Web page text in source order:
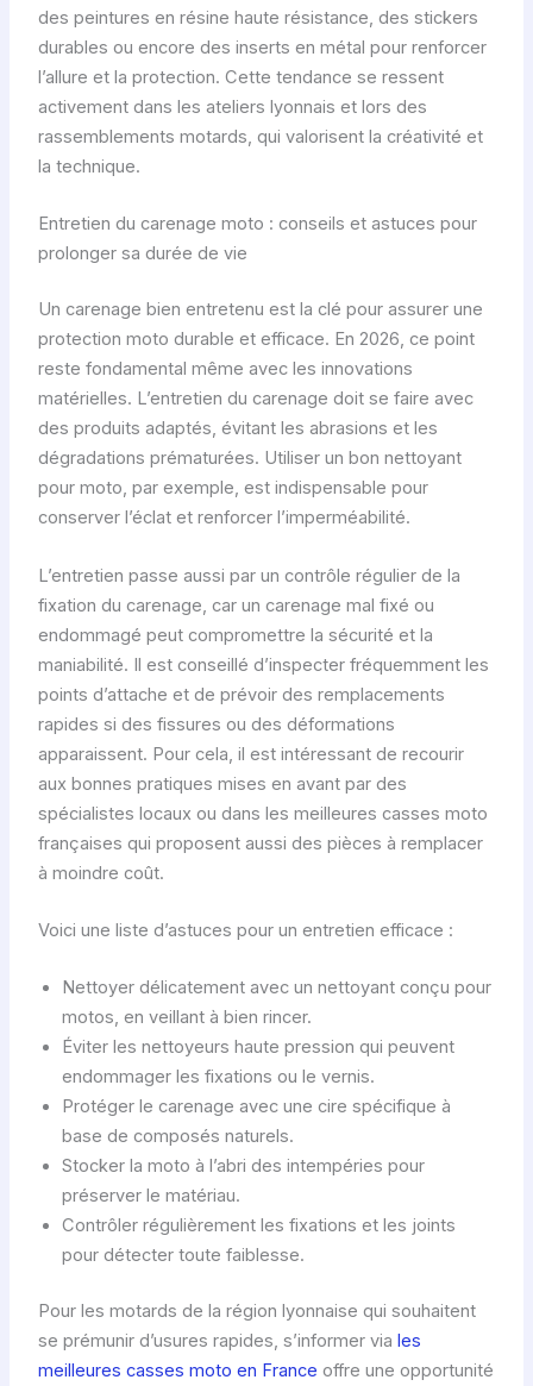
des peintures en résine haute résistance, des stickers
durables ou encore des inserts en métal pour renforcer
l’allure et la protection. Cette tendance se ressent
activement dans les ateliers lyonnais et lors des
rassemblements motards, qui valorisent la créativité et
la technique.
Entretien du carenage moto : conseils et astuces pour
prolonger sa durée de vie
Un carenage bien entretenu est la clé pour assurer une
protection moto durable et efficace. En 2026, ce point
reste fondamental même avec les innovations
matérielles. L’entretien du carenage doit se faire avec
des produits adaptés, évitant les abrasions et les
dégradations prématurées. Utiliser un bon nettoyant
pour moto, par exemple, est indispensable pour
conserver l’éclat et renforcer l’imperméabilité.
L’entretien passe aussi par un contrôle régulier de la
fixation du carenage, car un carenage mal fixé ou
endommagé peut compromettre la sécurité et la
maniabilité. Il est conseillé d’inspecter fréquemment les
points d’attache et de prévoir des remplacements
rapides si des fissures ou des déformations
apparaissent. Pour cela, il est intéressant de recourir
aux bonnes pratiques mises en avant par des
spécialistes locaux ou dans les meilleures casses moto
françaises qui proposent aussi des pièces à remplacer
à moindre coût.
Voici une liste d’astuces pour un entretien efficace :
Nettoyer délicatement avec un nettoyant conçu pour
motos, en veillant à bien rincer.
Éviter les nettoyeurs haute pression qui peuvent
endommager les fixations ou le vernis.
Protéger le carenage avec une cire spécifique à
base de composés naturels.
Stocker la moto à l’abri des intempéries pour
préserver le matériau.
Contrôler régulièrement les fixations et les joints
pour détecter toute faiblesse.
Pour les motards de la région lyonnaise qui souhaitent
se prémunir d’usures rapides, s’informer via les
meilleures casses moto en France offre une opportunité